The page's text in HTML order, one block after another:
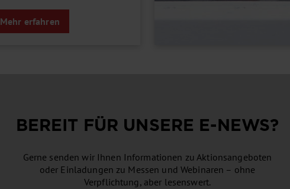
Mehr erfahren
BEREIT FÜR UNSERE E-NEWS?
Gerne senden wir Ihnen Informationen zu Aktionsangeboten
oder Einladungen zu Messen und Webinaren – ohne
Verpflichtung, aber lesenswert.